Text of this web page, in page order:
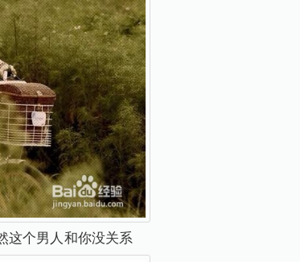
这个男人和你没关系